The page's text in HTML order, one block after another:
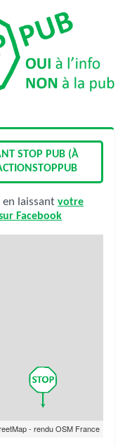
STOP PUB (À
en laissantvotre
Facebook
- rendu OSM France